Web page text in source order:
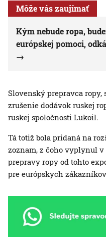
Môže vás zaujímať
Kým nebude ropa,
európskej pomoci,
Slovenský prepravca ropy,
zrušenie dodávok ruskej
ruskej spoločnosti Lukoil.
Tá totiž bola pridaná na
zoznam, z čoho vyplynul
prepravy ropy od tohto
pre európskych